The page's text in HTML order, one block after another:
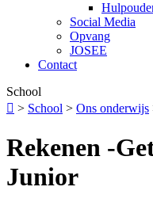
Social Media
Opvang
JOSEE
Contact
School
 > School > Ons onderwijs
Rekenen -
Junior